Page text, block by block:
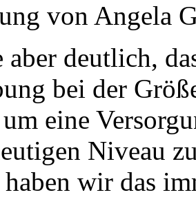
von Angela
aber deutlich,
bei der
eine
Niveau
haben wir das